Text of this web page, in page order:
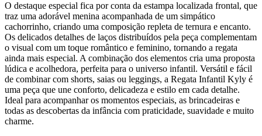
O destaque especial fica por conta da estampa localizada frontal, que
traz uma adorável menina acompanhada de um simpático
cachorrinho, criando uma composição repleta de ternura e encanto.
Os delicados detalhes de laços distribuídos pela peça complementam
o visual com um toque romântico e feminino, tornando a regata
ainda mais especial. A combinação dos elementos cria uma proposta
lúdica e acolhedora, perfeita para o universo infantil. Versátil e fácil
de combinar com shorts, saias ou leggings, a Regata Infantil Kyly é
uma peça que une conforto, delicadeza e estilo em cada detalhe.
Ideal para acompanhar os momentos especiais, as brincadeiras e
todas as descobertas da infância com praticidade, suavidade e muito
charme.